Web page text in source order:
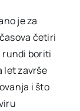
je za
četiri
rundi boriti
let završe
i što